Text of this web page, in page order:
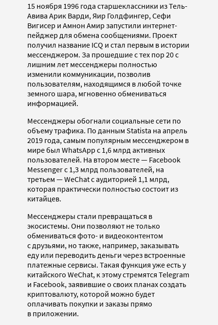
15 ноября 1996 года старшеклассники из Тель-
Авива Арик Варди, Яир Голдфингер, Сефи
Вигисер и Амнон Амир запустили интернет-
пейджер для обмена сообщениями. Проект
получил название ICQ и стал первым в истории
мессенджером. За прошедшие с тех пор 20 с
лишним лет мессенджеры полностью
изменили коммуникации, позволив
пользователям, находящимся в любой точке
земного шара, мгновенно обмениваться
информацией.
Мессенджеры обогнали социальные сети по
объему трафика. По данным Statista на апрель
2019 года, самым популярным мессенджером в
мире был WhatsApp c 1,6 млрд активных
пользователей. На втором месте — Facebook
Messenger с 1,3 млрд пользователей, на
третьем — WeChat с аудиторией 1,1 млрд,
которая практически полностью состоит из
китайцев.
Мессенджеры стали превращаться в
экосистемы. Они позволяют не только
обмениваться фото- и видеоконтентом
с друзьями, но также, например, заказывать
еду или переводить деньги через встроенные
платежные сервисы. Такая функция уже есть у
китайского WeChat, к этому стремятся Telegram
и Facebook, заявившие о своих планах создать
криптовалюту, которой можно будет
оплачивать покупки и заказы прямо
в приложении.